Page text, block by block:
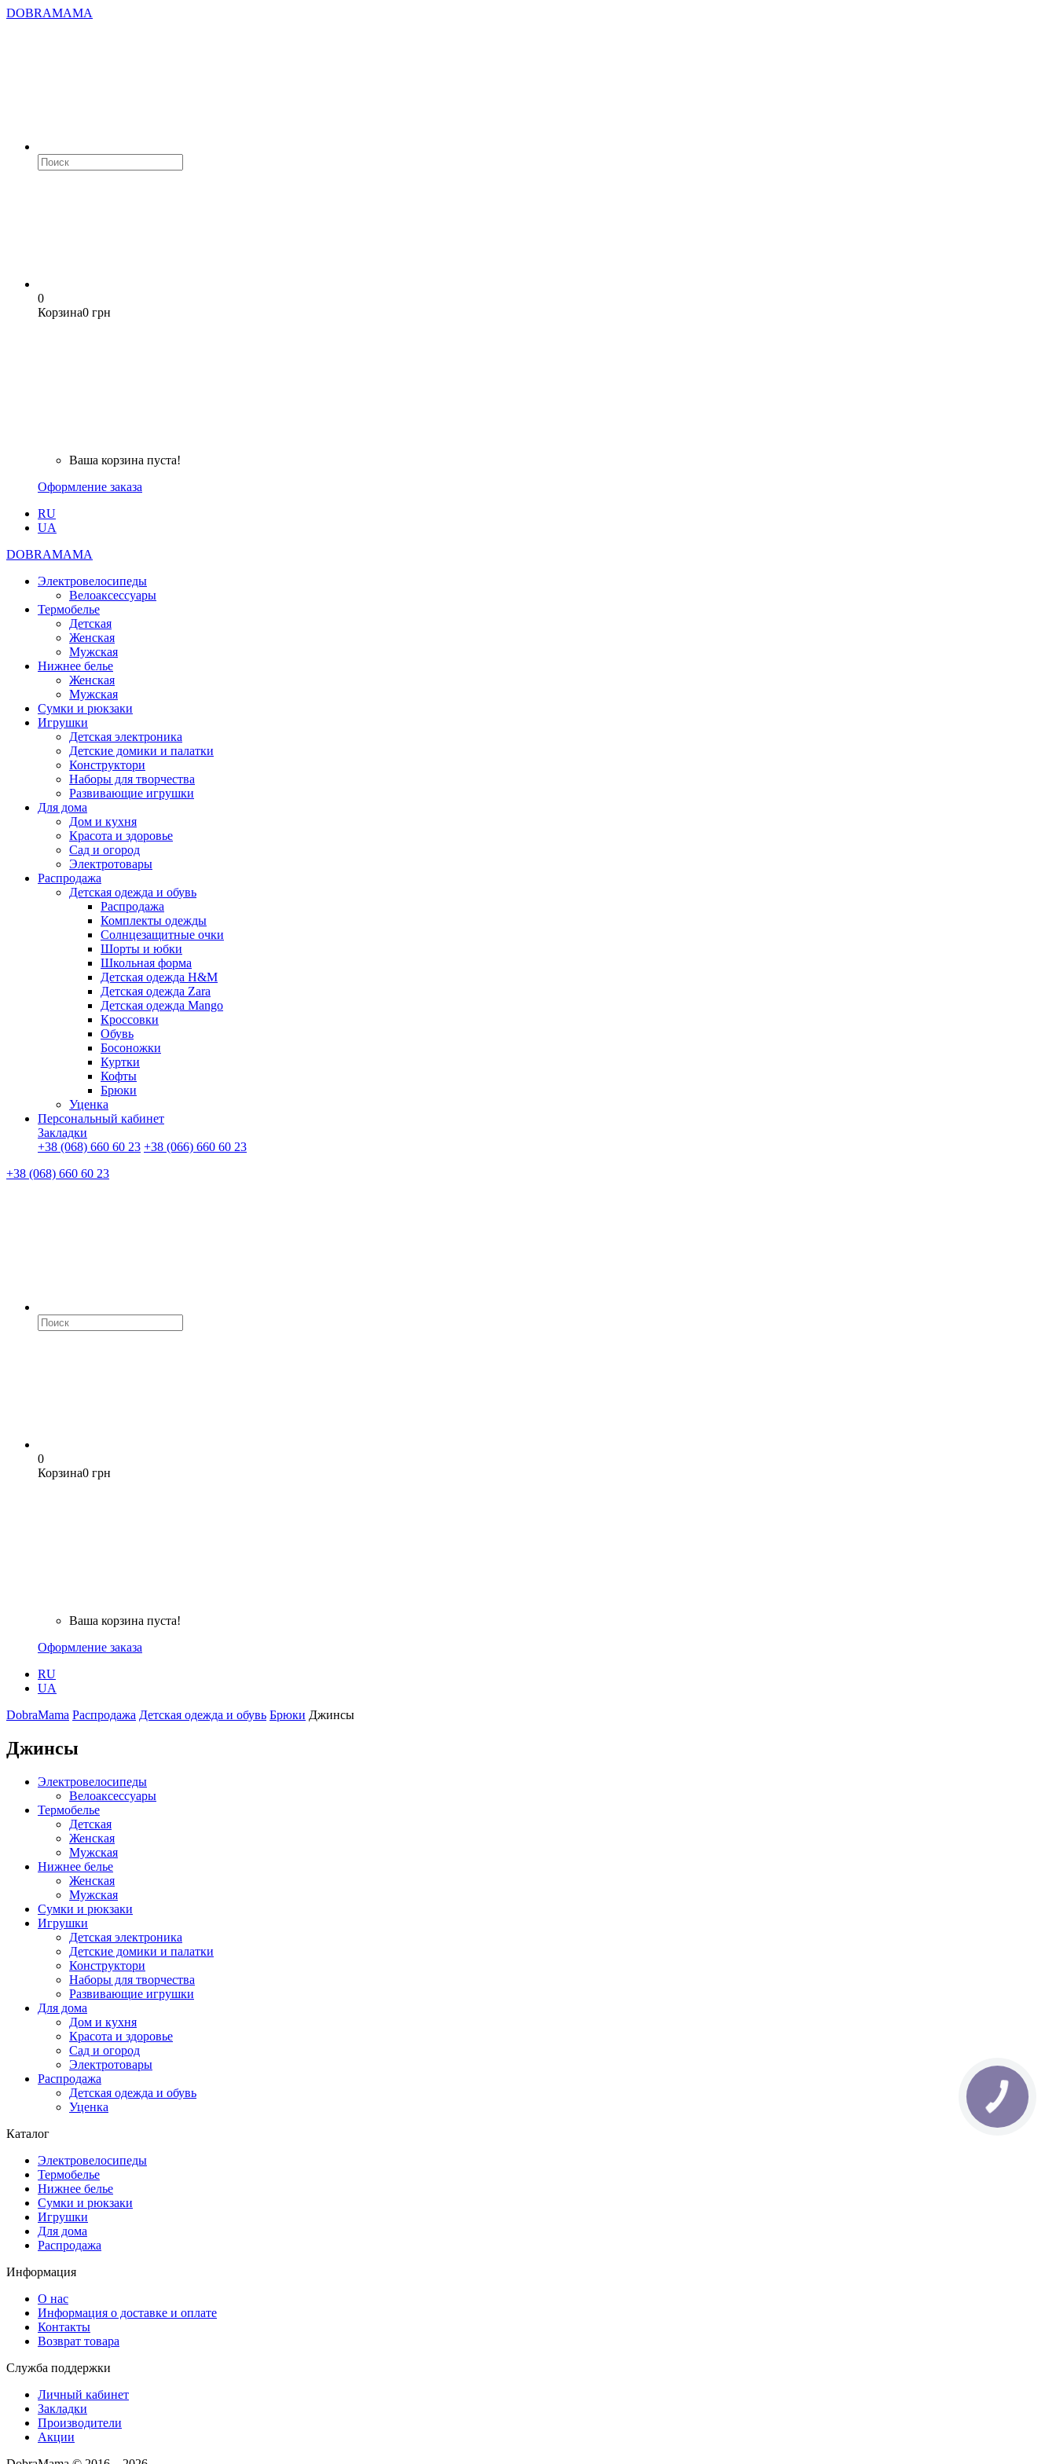
DOBRAMAMA
0
Корзина0 грн
Ваша корзина пуста!
Оформление заказа
RU
UA
DOBRAMAMA
Электровелосипеды
Велоаксессуары
Термобелье
Детская
Женская
Мужская
Нижнее белье
Женская
Мужская
Сумки и рюкзаки
Игрушки
Детская электроника
Детские домики и палатки
Конструктори
Наборы для творчества
Развивающие игрушки
Для дома
Дом и кухня
Красота и здоровье
Сад и огород
Электротовары
Распродажа
Детская одежда и обувь
Распродажа
Комплекты одежды
Солнцезащитные очки
Шорты и юбки
Школьная форма
Детская одежда H&M
Детская одежда Zara
Детская одежда Mango
Кроссовки
Обувь
Босоножки
Куртки
Кофты
Брюки
Уценка
Персональный кабинет
Закладки
+38 (068) 660 60 23 +38 (066) 660 60 23
+38 (068) 660 60 23
0
Корзина0 грн
Ваша корзина пуста!
Оформление заказа
RU
UA
DobraMama Распродажа Детская одежда и обувь Брюки Джинсы
Джинсы
Электровелосипеды
Велоаксессуары
Термобелье
Детская
Женская
Мужская
Нижнее белье
Женская
Мужская
Сумки и рюкзаки
Игрушки
Детская электроника
Детские домики и палатки
Конструктори
Наборы для творчества
Развивающие игрушки
Для дома
Дом и кухня
Красота и здоровье
Сад и огород
Электротовары
Распродажа
Детская одежда и обувь
Уценка
Каталог
Электровелосипеды
Термобелье
Нижнее белье
Сумки и рюкзаки
Игрушки
Для дома
Распродажа
Информация
О нас
Информация о доставке и оплате
Контакты
Возврат товара
Служба поддержки
Личный кабинет
Закладки
Производители
Акции